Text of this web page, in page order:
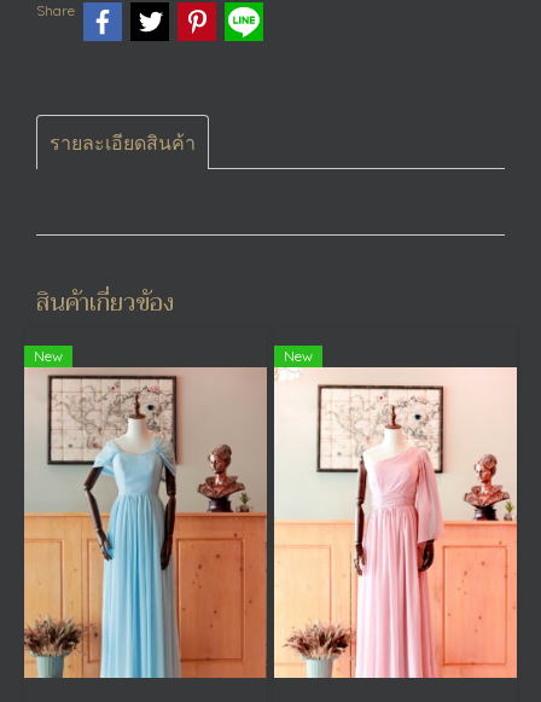
Share
รายละเอียดสินค้า
สินค้าเกี่ยวข้อง
New New